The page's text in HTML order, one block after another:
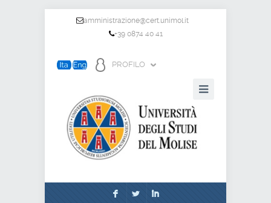
amministrazione@cert.unimol.it
+39 0874 40 41
PROFILO
F L I